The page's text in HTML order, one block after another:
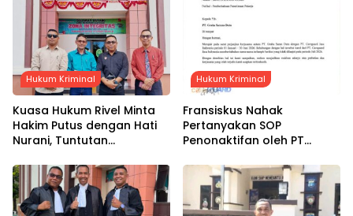
Hukum Kriminal
Kuasa Hukum Rivel Minta
Hakim Putus dengan Hati
Nurani, Tuntutan
Depan
Hukum Kriminal
Fransiskus Nahak
Pertanyakan SOP
Penonaktifan oleh PT
Gaji Dua Bulan Belum
Dibayarkan